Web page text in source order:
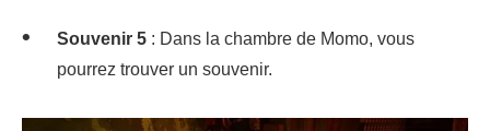
Souvenir 5 : Dans la chambre de Momo, vous
pourrez trouver un souvenir.